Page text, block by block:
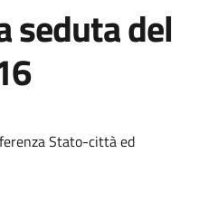
seduta del
Stato-città ed